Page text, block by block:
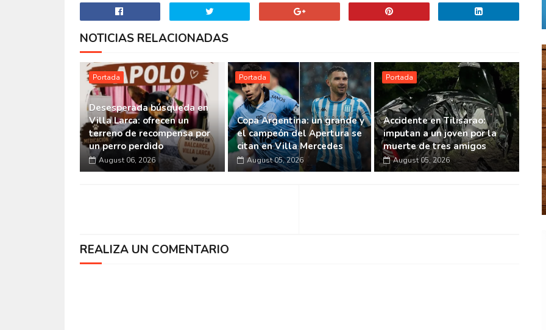
NOTICIAS RELACIONADAS
Portada
Desesperada búsqueda en
Villa Larca: ofrecen un
terreno de recompensa por
un perro perdido
August 06, 2026
Portada
Copa Argentina: un grande y
el campeón del Apertura se
citan en Villa Mercedes
August 05, 2026
Portada
Accidente en Tilisarao:
imputan a un joven por la
muerte de tres amigos
August 05, 2026
REALIZA UN COMENTARIO